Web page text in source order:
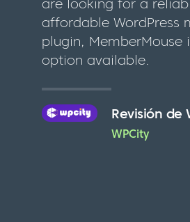
affordable WordPress
plugin, MemberMouse
option available.
Revisión de
WPCity